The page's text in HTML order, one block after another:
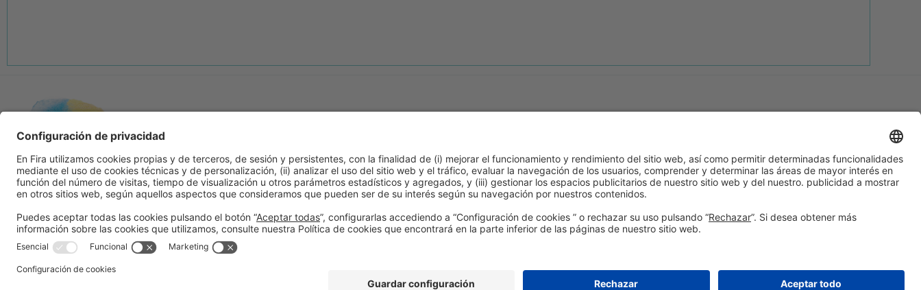
Un evento organizado por:
Información general Mapa web Avís legal Política de cookies